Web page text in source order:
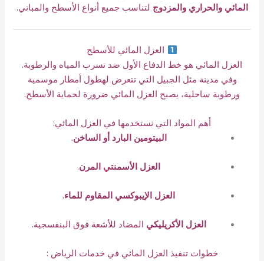
المائي والحراري والمزدوج لتناسب جميع أنواع الأسطح والمباني.
العزل المائي للأسطح
العزل المائي هو خط الدفاع الأول ضد تسرب المياه والرطوبة.
وفي مدينة مثل الجبيل التي تتعرض لهطول أمطار موسمية
ورطوبة ساحلية، يصبح العزل المائي ضرورة لحماية الأسطح.
أهم المواد التي نستخدمها في العزل المائي:
البيتومين البارد أو الساخن.
العزل الأسمنتي المرن.
العزل الإيبوكسي المقاوم للماء.
العزل الأكريليكي المضاد للأشعة فوق البنفسجية.
خطوات تنفيذ العزل المائي في خدمات الرياض :